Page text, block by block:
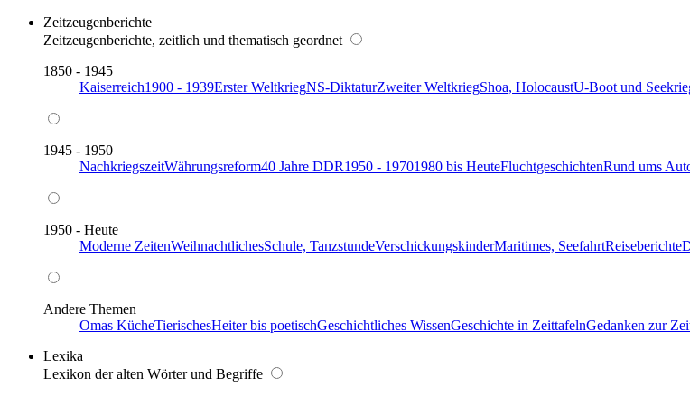
Zeitzeugenberichte
Zeitzeugenberichte, zeitlich und thematisch geordnet
1850 - 1945
Kaiserreich1900 - 1939Erster WeltkriegNS-DiktaturZweiter WeltkriegShoa, HolocaustU-Boot und
1945 - 1950
NachkriegszeitWährungsreform40 Jahre DDR1950 - 19701980 bis HeuteFluchtgeschichtenRund ums
1950 - Heute
Moderne ZeitenWeihnachtlichesSchule, TanzstundeVerschickungskinderMaritimes, SeefahrtReiseberichte
Andere Themen
Omas KücheTierischesHeiter bis poetischGeschichtliches WissenGeschichte in ZeittafelnGedanken zur
Lexika
Lexikon der alten Wörter und Begriffe